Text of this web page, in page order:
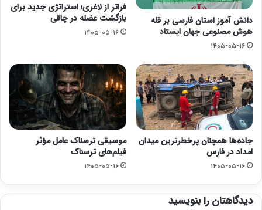
دانش آموز استان فارسی بر قله
هوش مصنوعی جهان ایستاد
۱۴۰۵-۰۵-۱۶
فراتر از لاغری؛ استراتژی جدید برای
بازگشت عضله در چاقی
۱۴۰۵-۰۵-۱۶
جاده‌ها همچنان پرخطرترین میدان
امداد در فارس
۱۴۰۵-۰۵-۱۶
موسیقی ترسناک عامل مؤثر
فیلم‌های ترسناک
۱۴۰۵-۰۵-۱۶
دیدگاهتان را بنویسید